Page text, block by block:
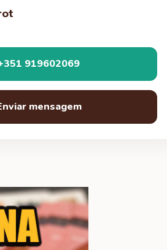
919602069
mensagem